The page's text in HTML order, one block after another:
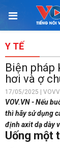
Y TẾ
Biện pháp
hơi và ợ
17/05/2025 |
VOV.VN - Nếu
thì hãy sử dụng
định axit dạ dày
Uống một